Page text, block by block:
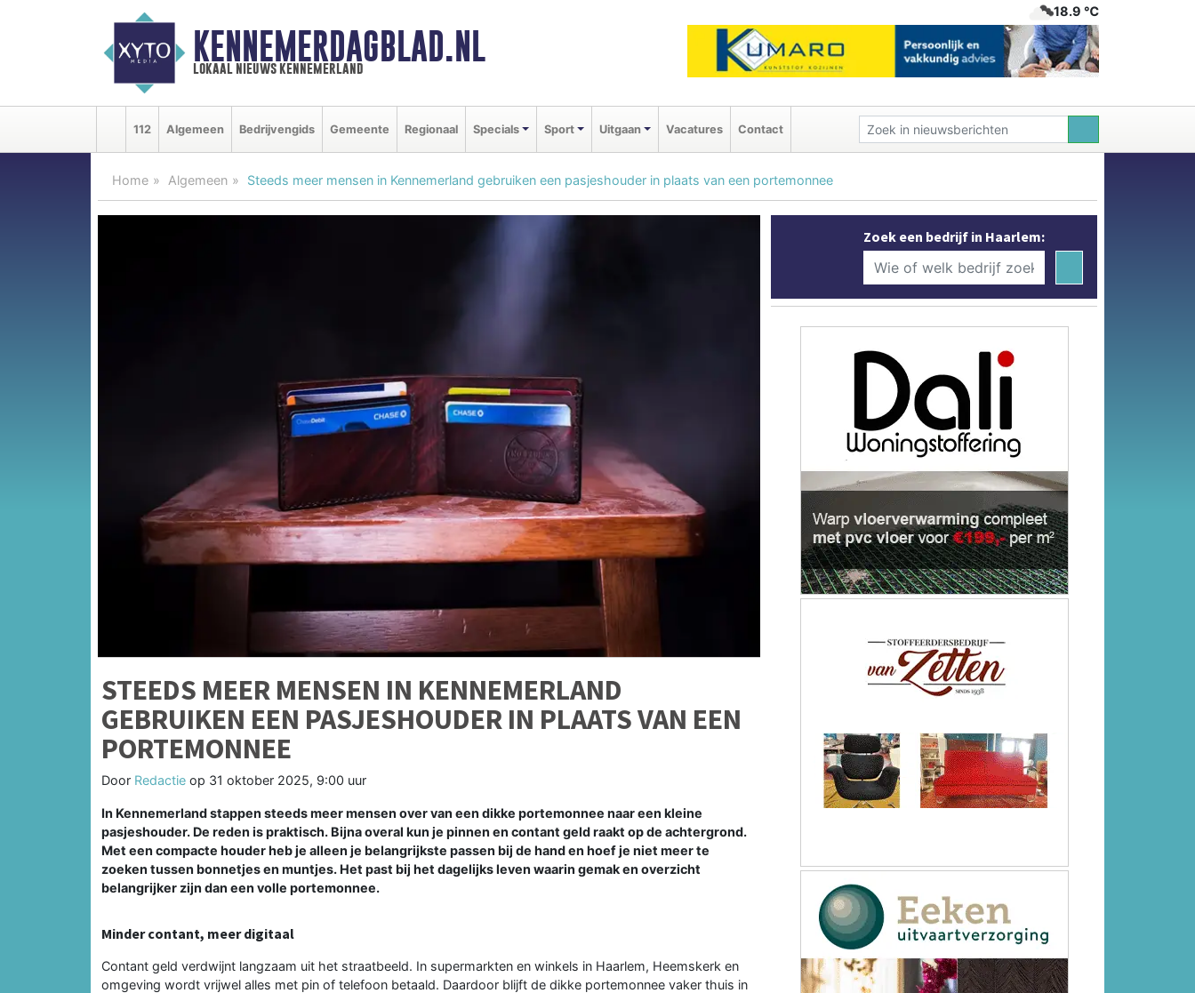
KENNEMERDAGBLAD.NL
lokaal nieuws kennemerland
18.9 ℃
112 Algemeen Bedrijvengids Gemeente Regionaal Specials Sport Uitgaan Vacatures Contact
Home Algemeen Steeds meer mensen in Kennemerland gebruiken een pasjeshouder in plaats van een portemonnee
STEEDS MEER MENSEN IN KENNEMERLAND
GEBRUIKEN EEN PASJESHOUDER IN PLAATS VAN EEN
PORTEMONNEE
Door Redactie op 31 oktober 2025, 9:00 uur
In Kennemerland stappen steeds meer mensen over van een dikke portemonnee naar een kleine
pasjeshouder. De reden is praktisch. Bijna overal kun je pinnen en contant geld raakt op de achtergrond.
Met een compacte houder heb je alleen je belangrijkste passen bij de hand en hoef je niet meer te
zoeken tussen bonnetjes en muntjes. Het past bij het dagelijks leven waarin gemak en overzicht
belangrijker zijn dan een volle portemonnee.
Minder contant, meer digitaal
Contant geld verdwijnt langzaam uit het straatbeeld. In supermarkten en winkels in Haarlem, Heemskerk en
omgeving wordt vrijwel alles met pin of telefoon betaald. Daardoor blijft de dikke portemonnee vaker thuis in
Zoek een bedrijf in Haarlem: